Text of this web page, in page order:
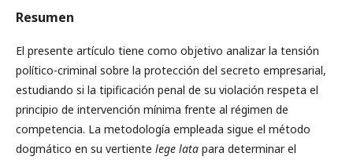
Resumen
El presente artículo tiene como objetivo analizar la tensión
político-criminal sobre la protección del secreto empresarial,
estudiando si la tipificación penal de su violación respeta el
principio de intervención mínima frente al régimen de
competencia. La metodología empleada sigue el método
dogmático en su vertiente lege lata para determinar el